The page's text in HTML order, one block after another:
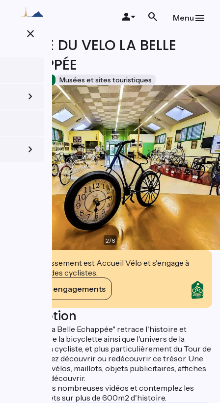
principal
close
Menu
MUSEE DU VELO LA BELLE
ECHAPPÉE
Musées et sites touristiques
2/6
Cet établissement est Accueil Vélo et s'engage à
accueillir des cyclistes.
Voir ses engagements
Description
Le musée "La Belle Echappée" retrace l'histoire et
l'invention de la bicyclette ainsi que l'univers de la
compétition cycliste, et plus particulièrement du Tour de
France. Venez découvrir ou redécouvrir ce trésor. Une
centaine de vélos, maillots, objets publicitaires, affiches
etc ... sont à découvrir.
Visionnez les nombreuses vidéos et contemplez les
vélos et objets sur plus de 600m2 d'histoire.